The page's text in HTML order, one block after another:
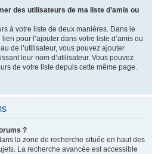
des utilisateurs de ma liste d’amis ou
à votre liste de deux manières. Dans le
pour l’ajouter dans votre liste d’amis ou
de l’utilisateur, vous pouvez ajouter
leur nom d’utilisateur. Vous pouvez
de votre liste depuis cette même page.
?
la zone de recherche située en haut des
La recherche avancée est accessible